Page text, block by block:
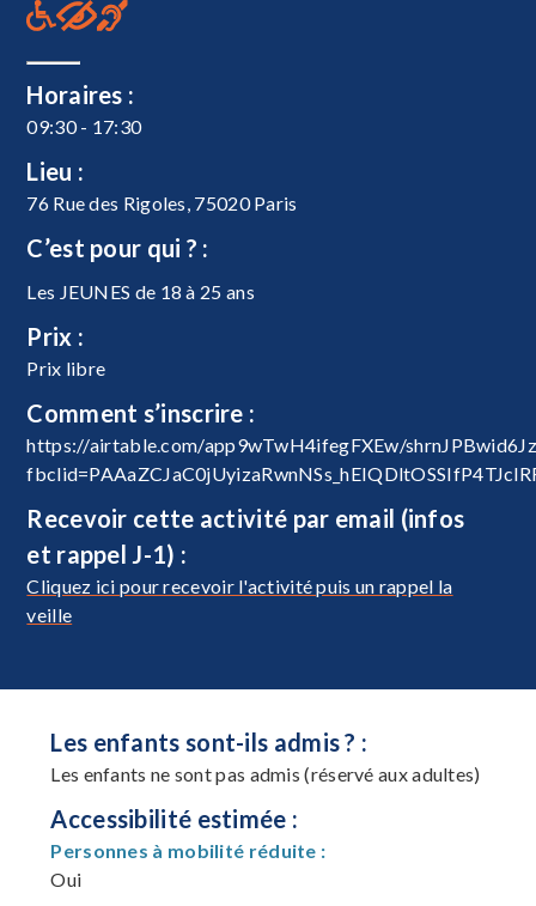
Horaires :
09:30 - 17:30
Lieu :
76 Rue des Rigoles, 75020 Paris
C’est pour qui ? :
Les JEUNES de 18 à 25 ans
Prix :
Prix libre
Comment s’inscrire :
https://airtable.com/app9wTwH4ifegFXEw/
Recevoir cette activité par email (infos
et rappel J-1) :
Cliquez ici pour recevoir l'activité puis un rappel la
veille
Les enfants sont-ils admis ? :
Les enfants ne sont pas admis (réservé aux adultes)
Accessibilité estimée :
Personnes à mobilité réduite :
Oui